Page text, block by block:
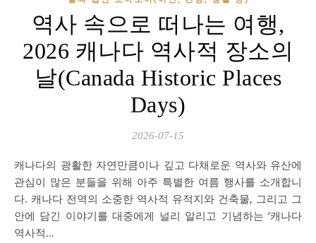
역사 속으로 떠나는 여행,
2026 캐나다 역사적 장소의
날(Canada Historic Places
Days)
2026-07-15
캐나다의 광활한 자연만큼이나 깊고 다채로운 역사와 유산에
관심이 많은 분들을 위해 아주 특별한 여름 행사를 소개합니
다. 캐나다 전역의 소중한 역사적 유적지와 건축물, 그리고 그
안에 담긴 이야기를 대중에게 널리 알리고 기념하는 ‘캐나다
역사적…